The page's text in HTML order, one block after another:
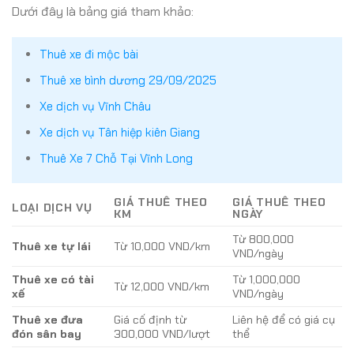
Dưới đây là bảng giá tham khảo:
Thuê xe đi mộc bài
Thuê xe bình dương 29/09/2025
Xe dịch vụ Vĩnh Châu
Xe dịch vụ Tân hiệp kiên Giang
Thuê Xe 7 Chỗ Tại Vĩnh Long
LOẠI DỊCH VỤ
GIÁ THUÊ THEO
KM
GIÁ THUÊ THEO
NGÀY
Thuê xe tự lái Từ 10,000 VND/km
Từ 800,000
VND/ngày
Thuê xe có tài
xế
Từ 12,000 VND/km
Từ 1,000,000
VND/ngày
Thuê xe đưa
đón sân bay
Giá cố định từ
300,000 VND/lượt
Liên hệ để có giá cụ
thể